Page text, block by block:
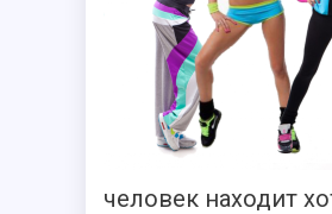
человек находит